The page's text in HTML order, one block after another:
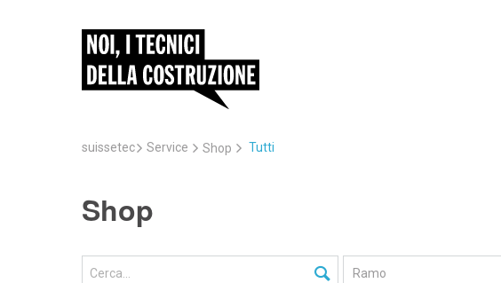
suissetec Service Shop Tutti
Shop